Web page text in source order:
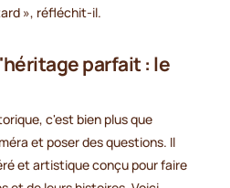
», réfléchit-il.
parfait : le
c'est bien plus que
et poser des questions. Il
et artistique conçu pour faire